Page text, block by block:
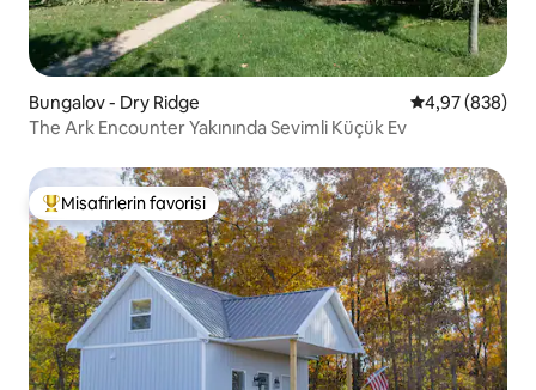
Bungalov - Dry Ridge 5 üzerinden
4,97 (838)
The Ark Encounter Yakınında Sevimli Küçük Ev
Misafirlerin favorilerinden en beğenilenler arasında
Misafirlerin favorisi